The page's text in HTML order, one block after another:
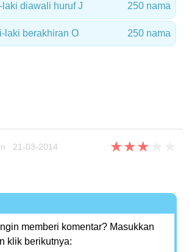
laki diawali huruf J 250 nama
laki berakhiran O 250 nama
21-03-2014 ★★★
memberi komentar? Masukkan
klik berikutnya: